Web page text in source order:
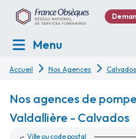
Menu
Accueil Nos Agences Calvados
Nos agences de
Valdallière - Calvados
Ville ou code postal